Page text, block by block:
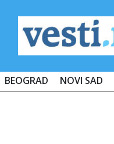
BEOGRAD NOVI SAD